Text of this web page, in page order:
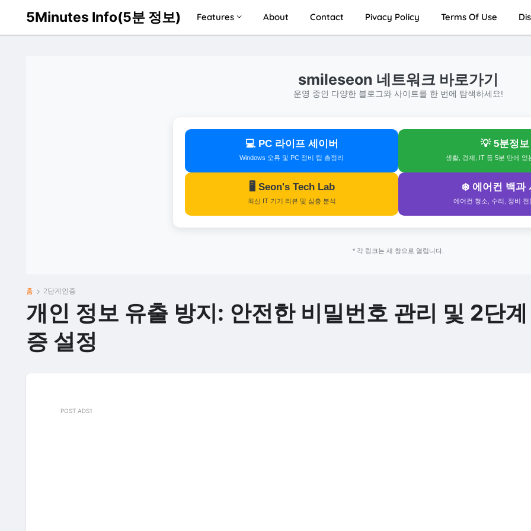
5Minutes Info(5분 정보) Features About Contact Pivacy Policy Terms Of Use
smileseon 네트워크 바로가기
운영 중인 다양한 블로그와 사이트를 한 번에 탐색하세요!
💻 PC 라이프 세이버
Windows 오류 및 PC 정비 팁 총정리
💡 5분정보
생활, 경제, IT 등 5분 만에 얻
🖥️ Seon's Tech Lab
최신 IT 기기 리뷰 및 심층 분석
❄️ 에어컨 백과
에어컨 청소, 수리, 정비 전
* 각 링크는 새 창으로 열립니다.
홈 2단계인증
개인 정보 유출 방지: 안전한 비밀번호 관리 및 2단
증 설정
POST ADS1